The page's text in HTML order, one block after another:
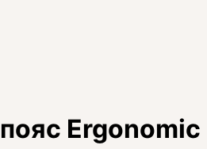
Ergonomic